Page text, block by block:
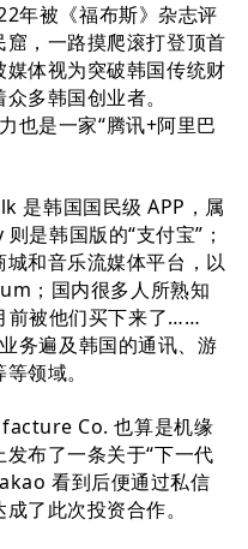
年被《福布斯》杂志评
，一路摸爬滚打登顶首
体视为突破韩国传统财
多韩国创业者。
也是一家“腾讯+阿里巴
是韩国国民级 APP，属
是韩国版的“支付宝”；
和音乐流媒体平台，以
；国内很多人所熟知
前被他们买下来了……
务遍及韩国的通讯、游
领域。
Co. 也算是机缘
布了一条关于“下一代
看到后便通过私信
了此次投资合作。